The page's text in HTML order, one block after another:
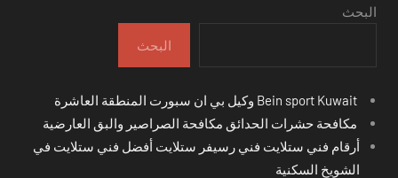
البحث
البحث
مكافحة حشرات الحدائق مكافحة الصراصير والبق العارضية
أرقام فني ستلايت فني رسيفر ستلايت أفضل فني ستلايت في
الشويخ السكنية